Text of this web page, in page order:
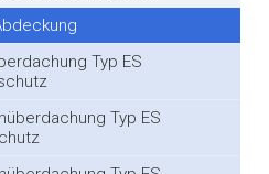
Typ ES
Typ ES